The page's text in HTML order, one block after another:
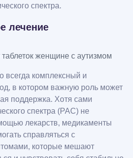
спектра.
лечение
всегда комплексный и
в котором важную роль может
поддержка. Хотя сами
спектра (РАС) не
лекарств, медикаменты
справляться с
которые мешают